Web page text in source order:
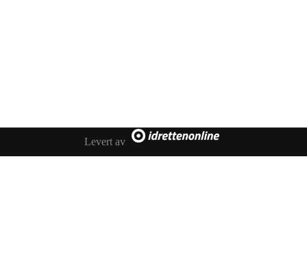
Levert av